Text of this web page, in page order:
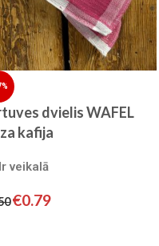
dvielis WAFEL
kafija
Ir veikalā
€0.79